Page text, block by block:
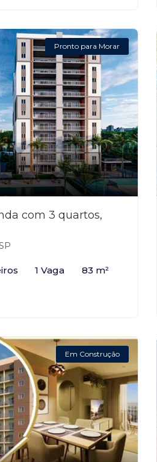
Pronto para Morar
com 3 quartos,
1 Vaga 83 m²
Em Construção